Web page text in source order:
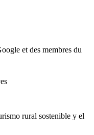
et des membres du
rural sostenible y el